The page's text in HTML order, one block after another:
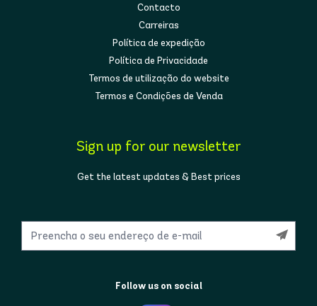
Contacto
Carreiras
Política de expedição
Política de Privacidade
Termos de utilização do website
Termos e Condições de Venda
Sign up for our newsletter
Get the latest updates & Best prices
Follow us on social